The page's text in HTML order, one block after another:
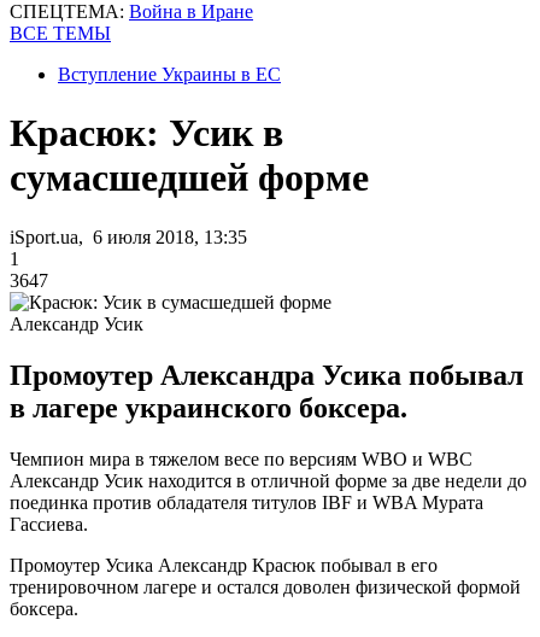
СПЕЦТЕМА: Война в Иране
ВСЕ ТЕМЫ
Вступление Украины в ЕС
Красюк: Усик в
сумасшедшей форме
iSport.ua, 6 июля 2018, 13:35
1
3647
Александр Усик
Промоутер Александра Усика побывал
в лагере украинского боксера.
Чемпион мира в тяжелом весе по версиям WBO и WBC
Александр Усик находится в отличной форме за две недели до
поединка против обладателя титулов IBF и WBA Мурата
Гассиева.
Промоутер Усика Александр Красюк побывал в его
тренировочном лагере и остался доволен физической формой
боксерa.